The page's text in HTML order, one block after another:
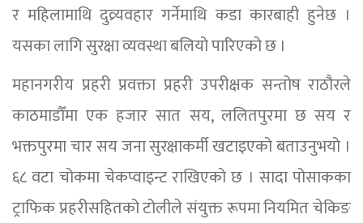
र महिलामाथि दुव्र्यवहार गर्नेमाथि कडा कारबाही हुनेछ ।
यसका लागि सुरक्षा व्यवस्था बलियो पारिएको छ ।
महानगरीय प्रहरी प्रवक्ता प्रहरी उपरीक्षक सन्तोष राठौरले
काठमाडौँमा एक हजार सात सय, ललितपुरमा छ सय र
भक्तपुरमा चार सय जना सुरक्षाकर्मी खटाइएको बताउनुभयो ।
६८ वटा चोकमा चेकप्वाइन्ट राखिएको छ । सादा पोसाकका
ट्राफिक प्रहरीसहितको टोलीले संयुक्त रूपमा नियमित चेकिङ